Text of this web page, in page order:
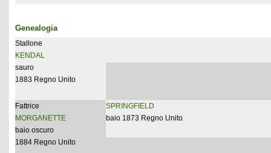
Genealogia
Stallone
KENDAL
sauro
1883 Regno Unito
Fattrice
MORGANETTE
baio oscuro
1884 Regno Unito
SPRINGFIELD
baio 1873 Regno Unito